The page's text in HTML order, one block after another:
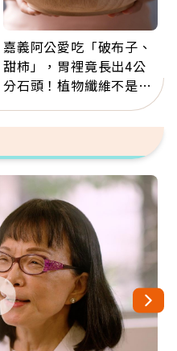
嘉義阿公愛吃「破布子、
甜柿」，胃裡竟長出4公
分石頭！植物纖維不是吃
越多越好，這些水果都上
榜